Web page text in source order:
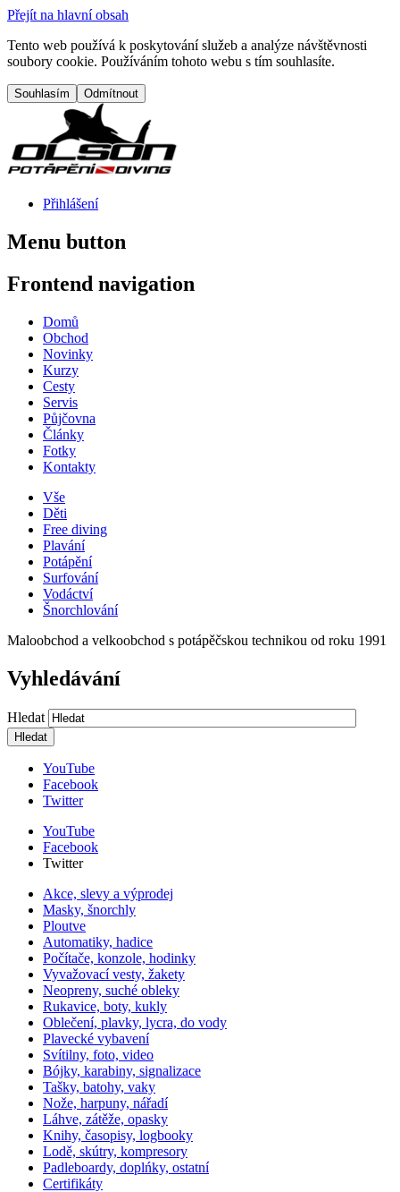
Přejít na hlavní obsah
Tento web používá k poskytování služeb a analýze návštěvnosti
soubory cookie. Používáním tohoto webu s tím souhlasíte.
Přihlášení
Menu button
Frontend navigation
Domů
Obchod
Novinky
Kurzy
Cesty
Servis
Půjčovna
Články
Fotky
Kontakty
Vše
Děti
Free diving
Plavání
Potápění
Surfování
Vodáctví
Šnorchlování
Maloobchod a velkoobchod s potápěčskou technikou od roku 1991
Vyhledávání
Hledat
YouTube
Facebook
Twitter
YouTube
Facebook
Twitter
Akce, slevy a výprodej
Masky, šnorchly
Ploutve
Automatiky, hadice
Počítače, konzole, hodinky
Vyvažovací vesty, žakety
Neopreny, suché obleky
Rukavice, boty, kukly
Oblečení, plavky, lycra, do vody
Plavecké vybavení
Svítilny, foto, video
Bójky, karabiny, signalizace
Tašky, batohy, vaky
Nože, harpuny, nářadí
Láhve, zátěže, opasky
Knihy, časopisy, logbooky
Lodě, skútry, kompresory
Padleboardy, doplńky, ostatní
Certifikáty